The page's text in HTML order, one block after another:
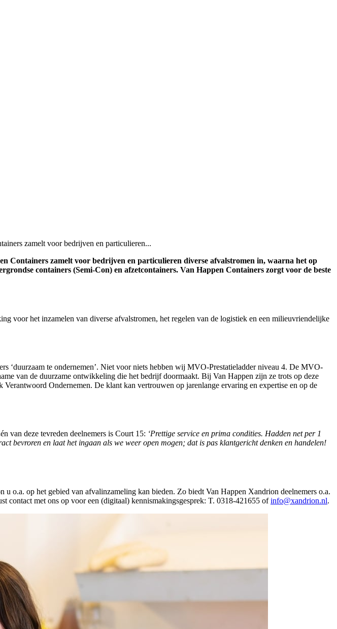
zamelt voor bedrijven en particulieren...
Containers zamelt voor bedrijven en particulieren diverse afvalstromen in, waarna het op
containers (Semi-Con) en afzetcontainers. Van Happen Containers zorgt voor de beste
voor het inzamelen van diverse afvalstromen, het regelen van de logistiek en een milieuvriendelijke
‘duurzaam te ondernemen’. Niet voor niets hebben wij MVO-Prestatieladder niveau 4. De MVO-
van de duurzame ontwikkeling die het bedrijf doormaakt. Bij Van Happen zijn ze trots op deze
Ondernemen. De klant kan vertrouwen op jarenlange ervaring en expertise en op de
van deze tevreden deelnemers is Court 15: ‘Prettige service en prima condities. Hadden net per 1
bevroren en laat het ingaan als we weer open mogen; dat is pas klantgericht denken en handelen!
o.a. op het gebied van afvalinzameling kan bieden. Zo biedt Van Happen Xandrion deelnemers o.a.
contact met ons op voor een (digitaal) kennismakingsgesprek: T. 0318-421655 ofinfo@xandrion.nl.